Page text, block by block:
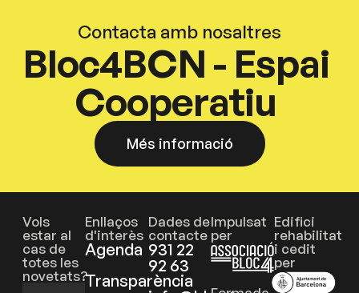
Contacta amb nosaltres
Bloc4BCN - Espai
Cooperatiu
Més informació
Vols
estar al
cas de
totes les
novetats?
Enllaços
d'interès
Agenda
Transparència
Dades de
contacte
931 22
92 63
Impulsat
per
Edifici
rehabilitat
i cedit
per